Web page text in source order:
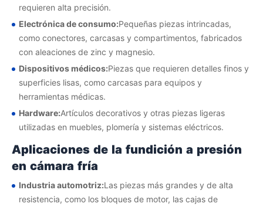
requieren alta precisión.
Electrónica de consumo:Pequeñas piezas intrincadas,
como conectores, carcasas y compartimentos, fabricados
con aleaciones de zinc y magnesio.
Dispositivos médicos:Piezas que requieren detalles finos y
superficies lisas, como carcasas para equipos y
herramientas médicas.
Hardware:Artículos decorativos y otras piezas ligeras
utilizadas en muebles, plomería y sistemas eléctricos.
Aplicaciones de la fundición a presión
en cámara fría
Industria automotriz:Las piezas más grandes y de alta
resistencia, como los bloques de motor, las cajas de